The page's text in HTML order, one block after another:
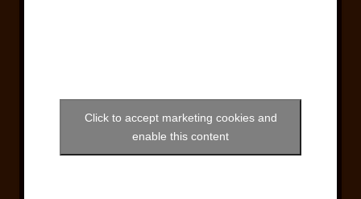
Click to accept marketing cookies and
enable this content